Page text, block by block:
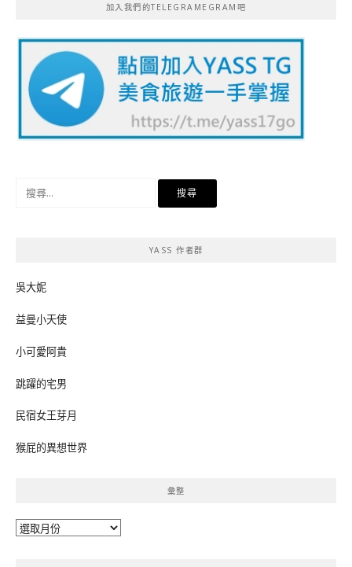
加入我們的TELEGRAMEGRAM吧
YASS 作者群
吳大妮
益曼小天使
小可愛阿貴
跳躍的宅男
民宿女王芽月
猴屁的異想世界
彙整
彙